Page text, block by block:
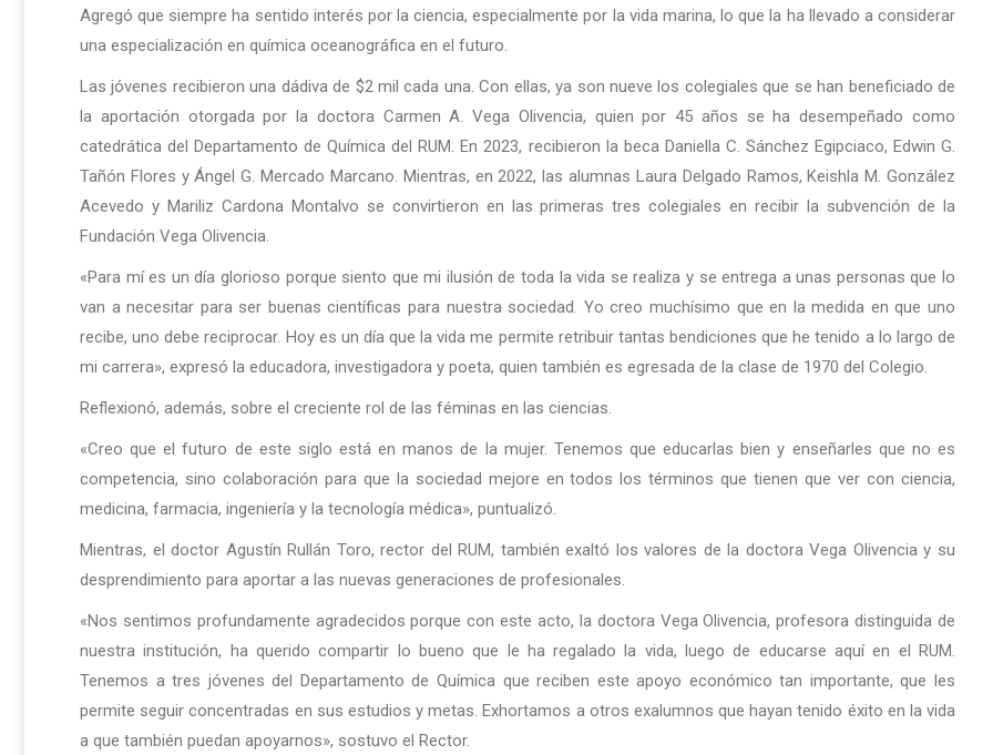
Agregó que siempre ha sentido interés por la ciencia, especialmente por la vida marina, lo que la ha llevado a considerar
una especialización en química oceanográfica en el futuro.
Las jóvenes recibieron una dádiva de $2 mil cada una. Con ellas, ya son nueve los colegiales que se han beneficiado de
la aportación otorgada por la doctora Carmen A. Vega Olivencia, quien por 45 años se ha desempeñado como
catedrática del Departamento de Química del RUM. En 2023, recibieron la beca Daniella C. Sánchez Egipciaco, Edwin G.
Tañón Flores y Ángel G. Mercado Marcano. Mientras, en 2022, las alumnas Laura Delgado Ramos, Keishla M. González
Acevedo y Mariliz Cardona Montalvo se convirtieron en las primeras tres colegiales en recibir la subvención de la
Fundación Vega Olivencia.
«Para mí es un día glorioso porque siento que mi ilusión de toda la vida se realiza y se entrega a unas personas que lo
van a necesitar para ser buenas científicas para nuestra sociedad. Yo creo muchísimo que en la medida en que uno
recibe, uno debe reciprocar. Hoy es un día que la vida me permite retribuir tantas bendiciones que he tenido a lo largo de
mi carrera», expresó la educadora, investigadora y poeta, quien también es egresada de la clase de 1970 del Colegio.
Reflexionó, además, sobre el creciente rol de las féminas en las ciencias.
«Creo que el futuro de este siglo está en manos de la mujer. Tenemos que educarlas bien y enseñarles que no es
competencia, sino colaboración para que la sociedad mejore en todos los términos que tienen que ver con ciencia,
medicina, farmacia, ingeniería y la tecnología médica», puntualizó.
Mientras, el doctor Agustín Rullán Toro, rector del RUM, también exaltó los valores de la doctora Vega Olivencia y su
desprendimiento para aportar a las nuevas generaciones de profesionales.
«Nos sentimos profundamente agradecidos porque con este acto, la doctora Vega Olivencia, profesora distinguida de
nuestra institución, ha querido compartir lo bueno que le ha regalado la vida, luego de educarse aquí en el RUM.
Tenemos a tres jóvenes del Departamento de Química que reciben este apoyo económico tan importante, que les
permite seguir concentradas en sus estudios y metas. Exhortamos a otros exalumnos que hayan tenido éxito en la vida
a que también puedan apoyarnos», sostuvo el Rector.